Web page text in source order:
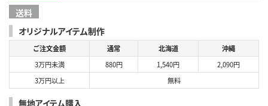
送料
オリジナルアイテム制作
ご注文金額 通常 北海道
沖縄
3万円未満
880円 1,540円
2,090円
3万円以上
無料
無地アイテム購入